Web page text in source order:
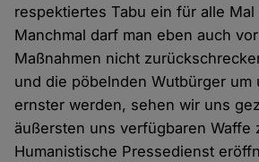
respektiertes Tabu ein für alle
Manchmal darf man eben auch
Maßnahmen nicht
und die pöbelnden Wutbürger um
ernster werden, sehen wir uns
äußersten uns verfügbaren Waffe
Humanistische Pressedienst